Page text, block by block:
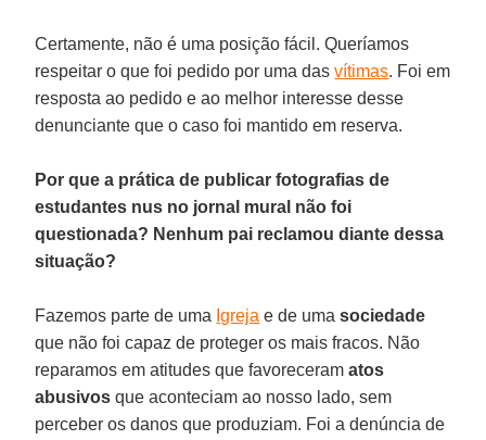
Certamente, não é uma posição fácil. Queríamos
respeitar o que foi pedido por uma dasvítimas. Foi em
resposta ao pedido e ao melhor interesse desse
denunciante que o caso foi mantido em reserva.
Por que a prática de publicar fotografias de
estudantes nus no jornal mural não foi
questionada? Nenhum pai reclamou diante dessa
situação?
Fazemos parte de uma Igreja e de uma sociedade
que não foi capaz de proteger os mais fracos. Não
reparamos em atitudes que favoreceramatos
abusivos que aconteciam ao nosso lado, sem
perceber os danos que produziam. Foi a denúncia de